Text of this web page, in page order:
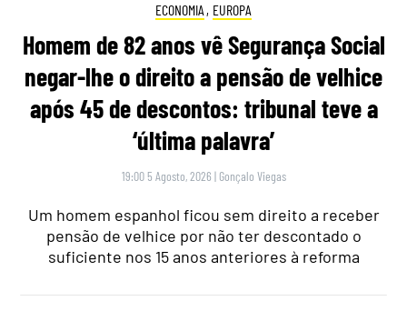
ECONOMIA , EUROPA
Homem de 82 anos vê Segurança Social
negar-lhe o direito a pensão de velhice
após 45 de descontos: tribunal teve a
‘última palavra’
19:00 5 Agosto, 2026 | Gonçalo Viegas
Um homem espanhol ficou sem direito a receber
pensão de velhice por não ter descontado o
suficiente nos 15 anos anteriores à reforma